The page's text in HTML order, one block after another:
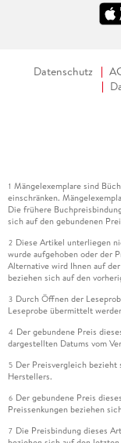
Datenschutz
1 Mängelexemplare sind
einschränken.
Die frühere
sich auf den gebundenen
2 Diese Artikel unterliegen
wurde aufgehoben oder der
Alternative wird Ihnen auf
beziehen sich auf den
3 Durch Öffnen der
Leseprobe übermittelt
4 Der gebundene Preis
dargestellten Datums vom
5 Der Preisvergleich bezieht
Herstellers.
6 Der gebundene Preis
Preissenkungen beziehen
7 Die Preisbindung dieses